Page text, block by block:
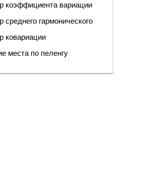
коэффициента вариации
среднего гармонического
ковариации
места по пеленгу